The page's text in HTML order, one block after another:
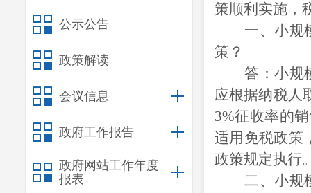
公示公告
政策解读
会议信息
政府工作报告
政府网站工作年度
报表
策顺利实施，
一、小规
策？
答：小规
应根据纳税人
3%征收率的
适用免税政策
政策规定执行
二、小规